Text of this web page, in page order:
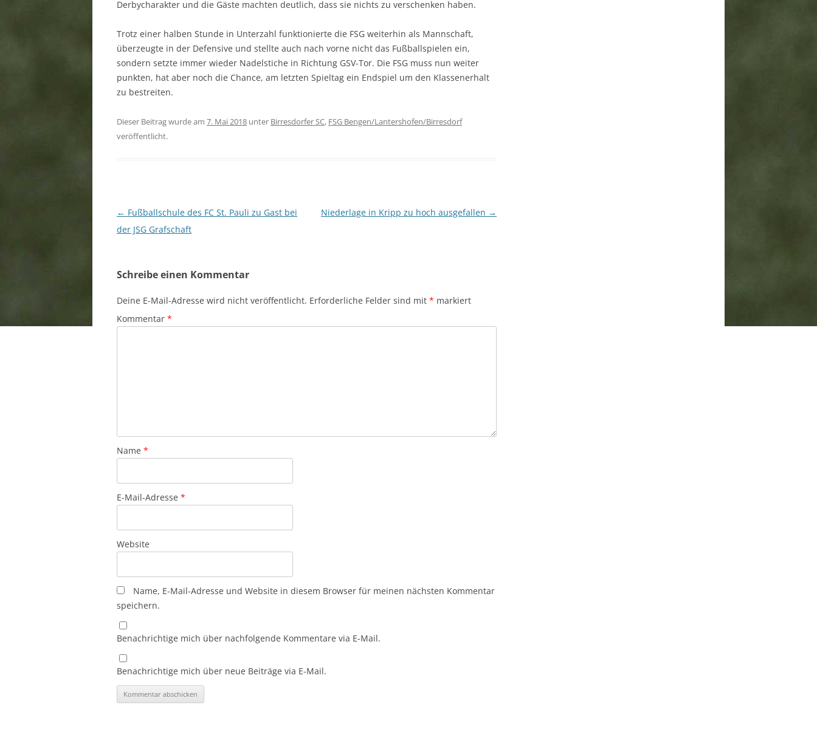
Derbycharakter und die Gäste machten deutlich, dass sie nichts zu verschenken haben.
Trotz einer halben Stunde in Unterzahl funktionierte die FSG weiterhin als Mannschaft,
überzeugte in der Defensive und stellte auch nach vorne nicht das Fußballspielen ein,
sondern setzte immer wieder Nadelstiche in Richtung GSV-Tor. Die FSG muss nun weiter
punkten, hat aber noch die Chance, am letzten Spieltag ein Endspiel um den Klassenerhalt
zu bestreiten.
Dieser Beitrag wurde am 7. Mai 2018 unter Birresdorfer SC, FSG Bengen/Lantershofen/Birresdorf
veröffentlicht.
Beitragsnavigation
← Fußballschule des FC St. Pauli zu Gast bei
der JSG Grafschaft
Niederlage in Kripp zu hoch ausgefallen →
Schreibe einen Kommentar
Deine E-Mail-Adresse wird nicht veröffentlicht. Erforderliche Felder sind mit * markiert
Kommentar *
Name *
E-Mail-Adresse *
Website
Name, E-Mail-Adresse und Website in diesem Browser für meinen nächsten Kommentar
speichern.
Benachrichtige mich über nachfolgende Kommentare via E-Mail.
Benachrichtige mich über neue Beiträge via E-Mail.